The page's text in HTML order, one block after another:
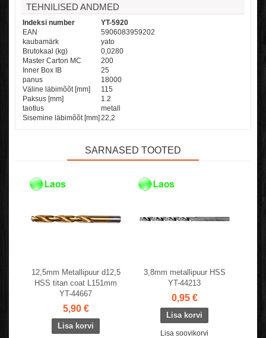
TEHNILISED ANDMED
Indeksi number
YT-5920
EAN
5906083959202
kaubamärk
yato
Brutokaal (kg)
0,0280
Master Carton MC
200
Inner Box IB
25
panus
18000
Väline läbimõõt [mm]
115
Paksus [mm]
1.2
taotlus
metall
Sisemine läbimõõt [mm]22,2
SARNASED TOOTED
12,5mm Metallipuur d12,5
HSS titan coat L151mm
YT-44667
5,90 €
3,8mm metallipuur HSS
YT-44213
0,95 €
Lisa soovikorvi